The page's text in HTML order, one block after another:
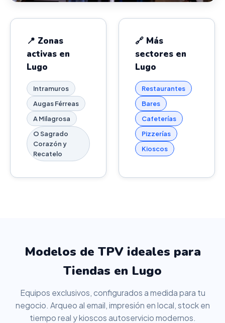
📍 Zonas
activas en
Lugo
Intramuros
Augas Férreas
A Milagrosa
O Sagrado
Corazón y
Recatelo
🔗 Más
sectores en
Lugo
Restaurantes
Bares
Cafeterías
Pizzerías
Kioscos
Modelos de TPV ideales para
Tiendas en Lugo
Equipos exclusivos, configurados a medida para tu
negocio. Arqueo al email, impresión en local, stock en
tiempo real y kioscos autoservicio modernos.